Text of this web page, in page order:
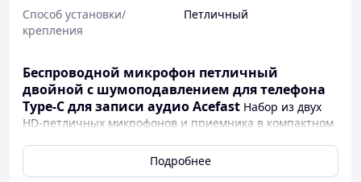
Способ установки/
крепления
Петличный
Беспроводной микрофон петличный
двойной с шумоподавлением для телефона
Type-C для записи аудио Acefast Набор из двух
HD-петличных микрофонов и приемника в компактном
Подробнее